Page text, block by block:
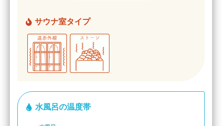
サウナ室タイプ
水風呂の温度帯